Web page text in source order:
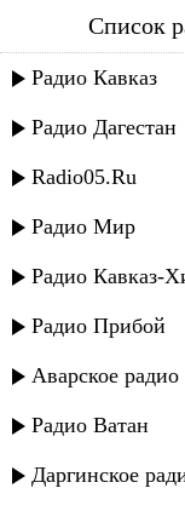
ватан
Список
Радио Кавказ
Радио Дагестан
Radio05.Ru
Радио Мир
Радио Кавказ-
Радио Прибой
Аварское радио
Радио Ватан
Даргинское
Ватан
Ватан
Ватан группа